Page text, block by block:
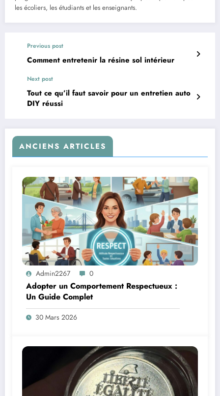
les écoliers, les étudiants et les enseignants.
Previous post
Comment entretenir la résine sol intérieur
Next post
Tout ce qu’il faut savoir pour un entretien auto
DIY réussi
ANCIENS ARTICLES
Admin2267 0
Adopter un Comportement Respectueux :
Un Guide Complet
30 Mars 2026